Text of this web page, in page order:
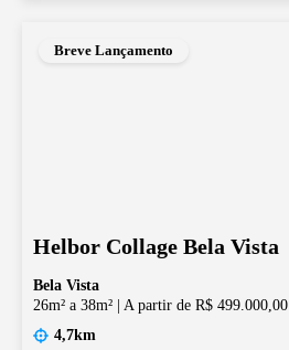
Breve Lançamento
Helbor Collage Bela Vista
Bela Vista
26m² a 38m²
A partir de R$ 499.000,00
4,7km